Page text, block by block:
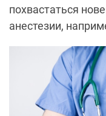
похвастаться
анестезии,